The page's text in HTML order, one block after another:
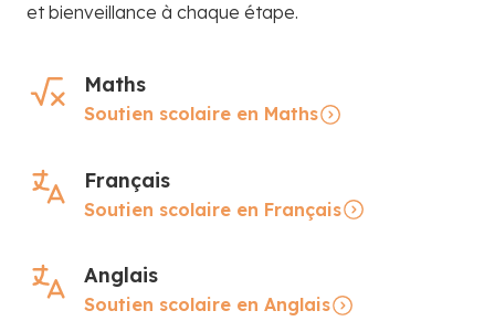
et bienveillance à chaque étape.
Maths
Soutien scolaire en Maths
Français
Soutien scolaire en Français
Anglais
Soutien scolaire en Anglais